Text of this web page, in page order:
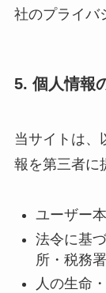
社のプライバ
5. 個人情報
当サイトは、
報を第三者に
ユーザー
法令に基
所・税務
人の生命